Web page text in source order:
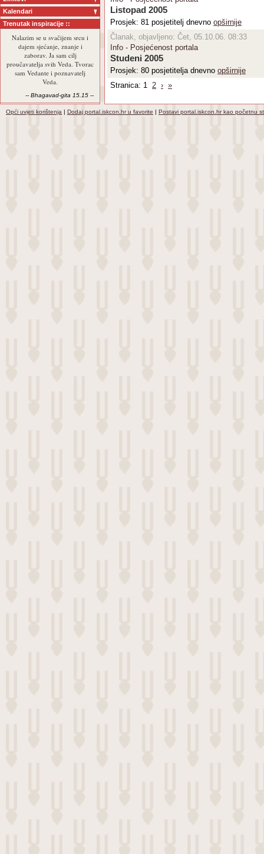
Kalendari
Trenutak inspiracije ::
Nalazim se u svačijem srcu i
dajem sjećanje, znanje i
zaborav. Ja sam cilj
proučavatelja svih Veda. Tvorac
sam Vedante i poznavatelj
Veda.
-- Bhagavad-gita 15.15 --
Listopad 2005
Prosjek: 81 posjetitelj dnevno opširnije
Članak, objavljeno: Čet, 05.10.06. 08:33
Info - Posjećenost portala
Studeni 2005
Prosjek: 80 posjetitelja dnevno opširnije
Stranica: 1 2 › »
Opći uvjeti korištenja | Dodaj portal.iskcon.hr u favorite | Postavi portal.iskcon.hr kao početnu